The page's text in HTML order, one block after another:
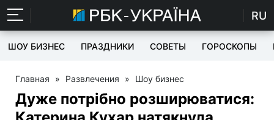
RU
ШОУ БИЗНЕС ПРАЗДНИКИ СОВЕТЫ ГОРОСКОПЫ
Главная » Развлечения » Шоу бизнес
Дуже потрібно розширюватися: